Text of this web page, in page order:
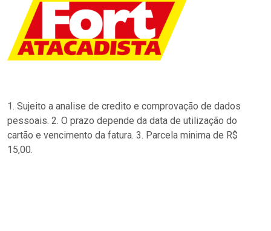
1. Sujeito a analise de credito e comprovação de dados
pessoais. 2. O prazo depende da data de utilização do
cartão e vencimento da fatura. 3. Parcela minima de R$
15,00.